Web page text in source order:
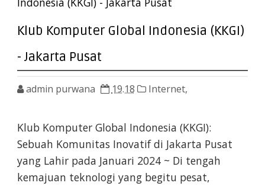
Klub Komputer Global Indonesia (KKGI)
- Jakarta Pusat
admin purwana 19.18 Internet,
Klub Komputer Global Indonesia (KKGI):
Sebuah Komunitas Inovatif di Jakarta Pusat
yang Lahir pada Januari 2024 ~ Di tengah
kemajuan teknologi yang begitu pesat,